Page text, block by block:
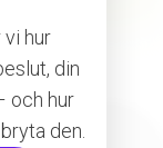
hur
din
och hur
den.